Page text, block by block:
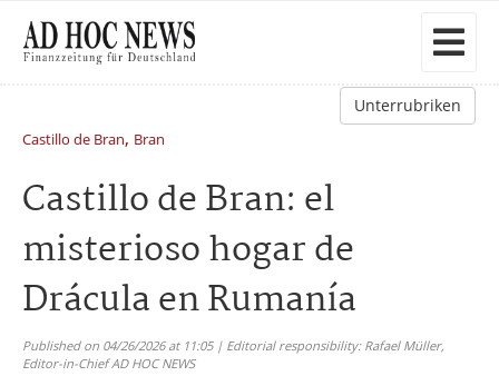
Unterrubriken
Castillo de Bran, Bran
Castillo de Bran: el
misterioso hogar de
Drácula en Rumanía
Published on 04/26/2026 at 11:05 | Editorial responsibility: Rafael Müller,
Editor-in-Chief AD HOC NEWS